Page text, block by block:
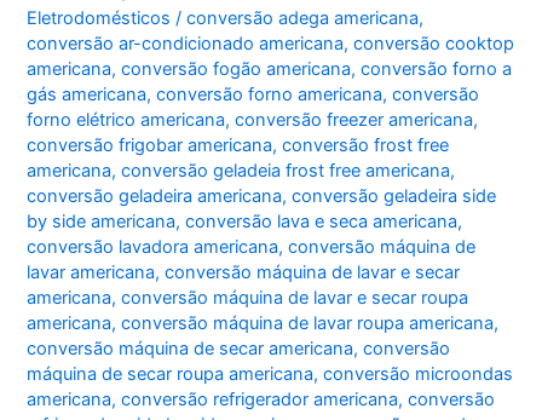
Eletrodomésticos /conversão adega americana,
conversão ar-condicionado americana,conversão cooktop
americana,conversão fogão americana,conversão forno a
gás americana,conversão forno americana,conversão
forno elétrico americana,conversão freezer americana,
conversão frigobar americana,conversão frost free
americana,conversão geladeia frost free americana,
conversão geladeira americana,conversão geladeira side
by side americana,conversão lava e seca americana,
conversão lavadora americana,conversão máquina de
lavar americana,conversão máquina de lavar e secar
americana,conversão máquina de lavar e secar roupa
americana,conversão máquina de lavar roupa americana,
conversão máquina de secar americana,conversão
máquina de secar roupa americana,conversão microondas
americana,conversão refrigerador americana,conversão